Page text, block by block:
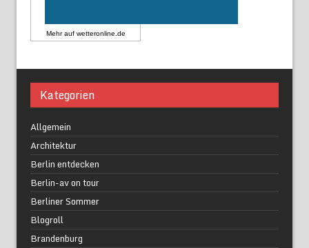
Mehr auf wetteronline.de
Kategorien
Allgemein
Architektur
Berlin entdecken
Berlin-av on tour
Berliner Sommer
Blogroll
Brandenburg